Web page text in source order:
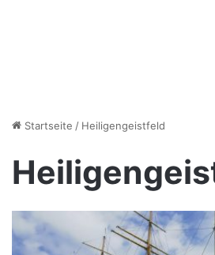
Startseite / Heiligengeistfeld